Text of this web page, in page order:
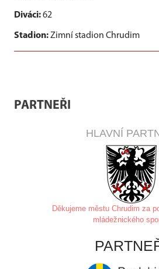
Diváci:62
Stadion:Zimní stadion Chrudim
PARTNEŘI
HLAVNÍ
Děkujeme městu Chrudim za
mládežnického